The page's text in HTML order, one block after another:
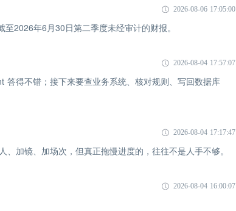
2026-08-06 17:05:00
2026年6月30日第二季度未经审计的财报。
2026-08-04 17:57:07
得不错；接下来要查业务系统、核对规则、写回数据库
2026-08-04 17:17:47
加镜、加场次，但真正拖慢进度的，往往不是人手不够。
2026-08-04 16:00:07